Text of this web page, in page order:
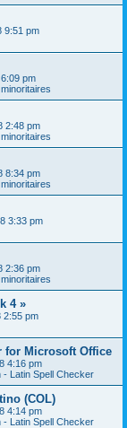
9:51 pm
pm
2:48 pm
8:34 pm
3:33 pm
2:36 pm
4 »
2:55 pm
for Microsoft Office
4:16 pm
Latin Spell Checker
(COL)
4:14 pm
Latin Spell Checker